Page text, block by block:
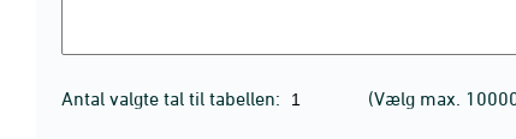
Antal valgte tal til tabellen: (Vælg max.